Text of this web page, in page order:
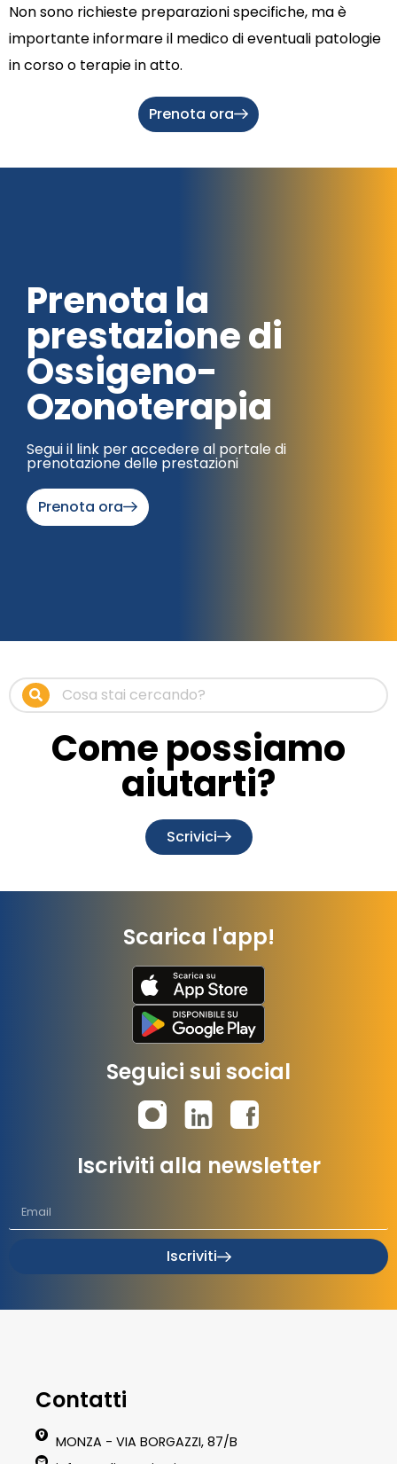
Non sono richieste preparazioni specifiche, ma è
importante informare il medico di eventuali patologie
in corso o terapie in atto.
Prenota ora
Prenota la
prestazione di
Ossigeno-
Ozonoterapia
Segui il link per accedere al portale di
prenotazione delle prestazioni
Prenota ora
Come possiamo
aiutarti?
Scrivici
Scarica l'app!
Seguici sui social
Iscriviti alla newsletter
Iscriviti
Contatti
MONZA - VIA BORGAZZI, 87/B